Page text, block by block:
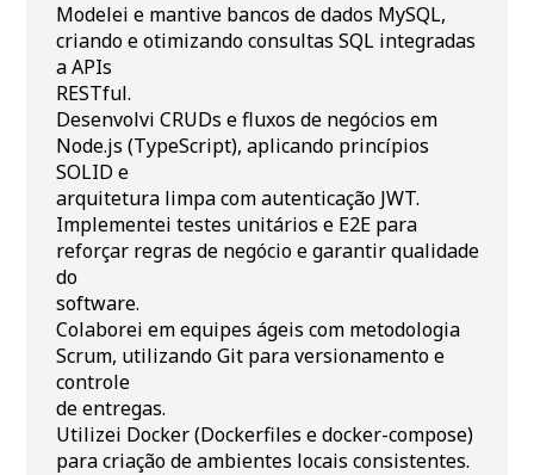
Modelei e mantive bancos de dados MySQL,
criando e otimizando consultas SQL integradas
a APIs
RESTful.
Desenvolvi CRUDs e fluxos de negócios em
Node.js (TypeScript), aplicando princípios
SOLID e
arquitetura limpa com autenticação JWT.
Implementei testes unitários e E2E para
reforçar regras de negócio e garantir qualidade
do
software.
Colaborei em equipes ágeis com metodologia
Scrum, utilizando Git para versionamento e
controle
de entregas.
Utilizei Docker (Dockerfiles e docker-compose)
para criação de ambientes locais consistentes.